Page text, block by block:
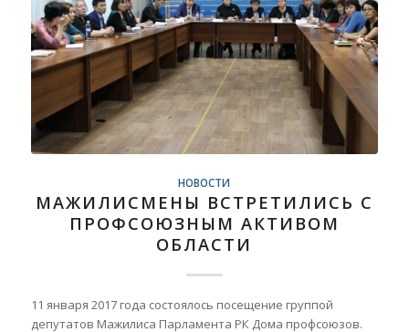
НОВОСТИ
МАЖИЛИСМЕНЫ ВСТРЕТИЛИСЬ С
ПРОФСОЮЗНЫМ АКТИВОМ
ОБЛАСТИ
11 января 2017 года состоялось посещение группой
депутатов Мажилиса Парламента РК Дома профсоюзов.